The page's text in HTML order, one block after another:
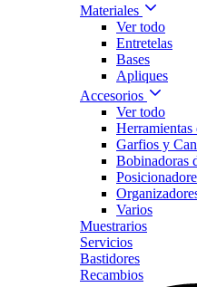
Materiales
Ver todo
Entretelas
Bases
Apliques
Accesorios
Ver todo
Herramientas
Garfios y
Bobinadoras
Varios
Muestrarios
Servicios
Bastidores
Recambios